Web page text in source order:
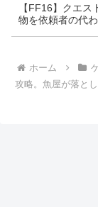
【FF16】クエ
物を依頼者の代
ホーム
攻略。魚屋が落と